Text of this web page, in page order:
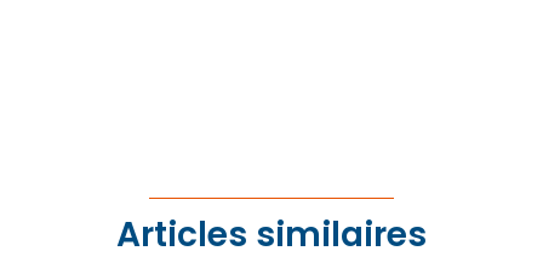
Articles similaires